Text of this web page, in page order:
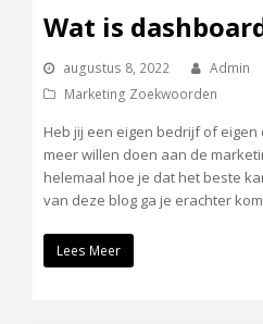
Wat is
augustus 8, 2022
Admin
Marketing Zoekwoorden
Heb jij een eigen bedrijf of eigen
meer willen doen aan de
helemaal hoe je dat het beste
van deze blog ga je erachter
Lees Meer